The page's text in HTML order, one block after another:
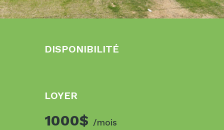
DISPONIBILITÉ
LOYER
1000$ /mois